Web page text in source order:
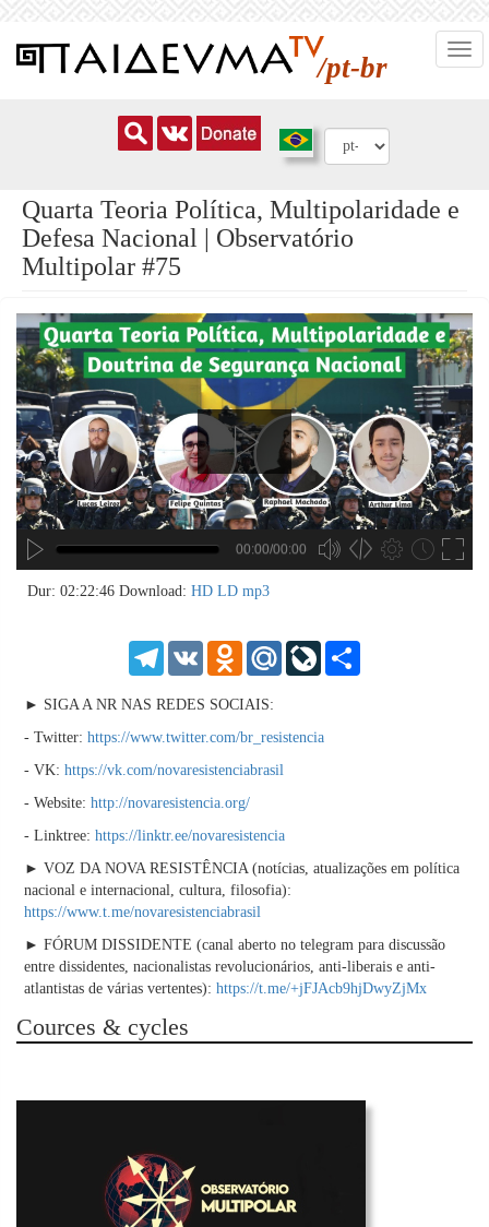
para
/pt-br
Quarta Teoria Política, Multipolaridade e
Defesa Nacional | Observatório
Multipolar #75
00:00/00:00
Dur: 02:22:46 Download: HD LD mp3
TelegramVK Odnoklassniki
Mail.Ru LiveJournal
► SIGA A NR NAS REDES SOCIAIS:
- Twitter: https://www.twitter.com/br_resistencia
- VK: https://vk.com/novaresistenciabrasil
- Website: http://novaresistencia.org/
- Linktree: https://linktr.ee/novaresistencia
► VOZ DA NOVA RESISTÊNCIA (notícias, atualizações em política
nacional e internacional, cultura, filosofia):
https://www.t.me/novaresistenciabrasil
► FÓRUM DISSIDENTE (canal aberto no telegram para discussão
entre dissidentes, nacionalistas revolucionários, anti-liberais e anti-
atlantistas de várias vertentes): https://t.me/+jFJAcb9hjDwyZjMx
Cources & cycles